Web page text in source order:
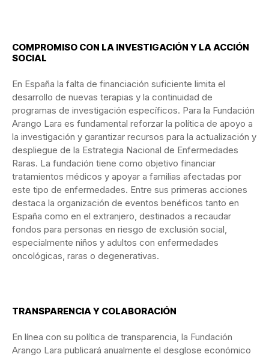
COMPROMISO CON LA INVESTIGACIÓN Y LA ACCIÓN
SOCIAL
En España la falta de financiación suficiente limita el
desarrollo de nuevas terapias y la continuidad de
programas de investigación específicos. Para la Fundación
Arango Lara es fundamental reforzar la política de apoyo a
la investigación y garantizar recursos para la actualización y
despliegue de la Estrategia Nacional de Enfermedades
Raras. La fundación tiene como objetivo financiar
tratamientos médicos y apoyar a familias afectadas por
este tipo de enfermedades. Entre sus primeras acciones
destaca la organización de eventos benéficos tanto en
España como en el extranjero, destinados a recaudar
fondos para personas en riesgo de exclusión social,
especialmente niños y adultos con enfermedades
oncológicas, raras o degenerativas.
TRANSPARENCIA Y COLABORACIÓN
En línea con su política de transparencia, la Fundación
Arango Lara publicará anualmente el desglose económico